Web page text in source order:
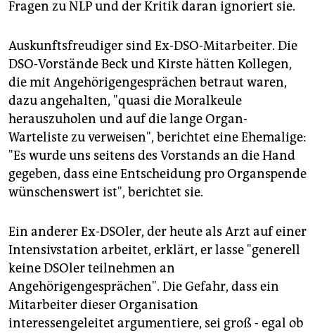
Fragen zu NLP und der Kritik daran ignoriert sie.
Auskunftsfreudiger sind Ex-DSO-Mitarbeiter. Die
DSO-Vorstände Beck und Kirste hätten Kollegen,
die mit Angehörigengesprächen betraut waren,
dazu angehalten, "quasi die Moralkeule
herauszuholen und auf die lange Organ-
Warteliste zu verweisen", berichtet eine Ehemalige:
"Es wurde uns seitens des Vorstands an die Hand
gegeben, dass eine Entscheidung pro Organspende
wünschenswert ist", berichtet sie.
Ein anderer Ex-DSOler, der heute als Arzt auf einer
Intensivstation arbeitet, erklärt, er lasse "generell
keine DSOler teilnehmen an
Angehörigengesprächen". Die Gefahr, dass ein
Mitarbeiter dieser Organisation
interessengeleitet argumentiere, sei groß - egal ob